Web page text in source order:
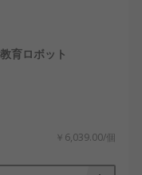
育ロボット
￥6,039.00/個